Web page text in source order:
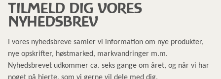
TILMELD DIG VORES
NYHEDSBREV
I vores nyhedsbreve samler vi information om nye produkter,
nye opskrifter, høstmarked, markvandringer m.m.
Nyhedsbrevet udkommer ca. seks gange om året, og når vi har